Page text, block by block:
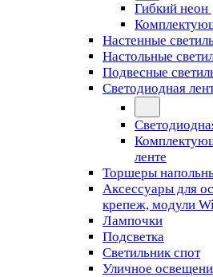
Гибкий неон
Настенные
Настольные
Подвесные
Светодиодная
ленте
Торшеры
Аксессуары для
крепеж, модули
Лампочки
Подсветка
Светильник спот
Уличное